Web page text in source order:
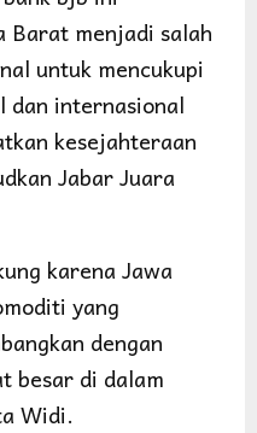
Barat menjadi salah
untuk mencukupi
dan internasional
kesejahteraan
Jabar Juara
karena Jawa
yang
dengan
besar di dalam
Widi.